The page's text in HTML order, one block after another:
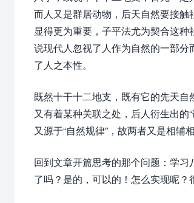
而人又是群居动物，后天自然要接
显得更为重要，子平法尤为契合这
说现代人忽视了人作为自然的一部分
了人之本性。
既然十干十二地支，既有它的先天自
又有着某种关联之处，后人衍生出的
又源于“自然规律”，故两者又是相辅相
回到文章开篇思考的那个问题：学
了吗？是的，可以的！怎么实现呢